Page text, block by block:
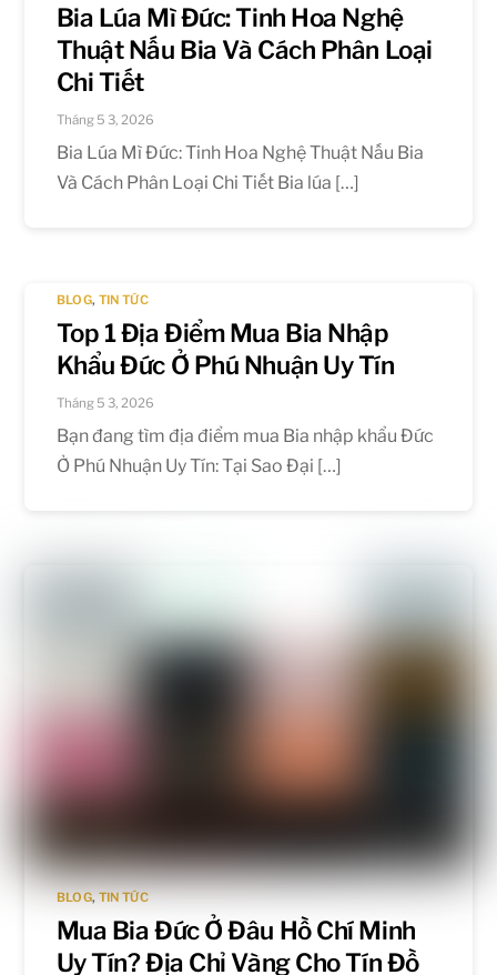
Bia Lúa Mì Đức: Tinh Hoa Nghệ
Thuật Nấu Bia Và Cách Phân Loại
Chi Tiết
Tháng 5 3, 2026
Bia Lúa Mì Đức: Tinh Hoa Nghệ Thuật Nấu Bia
Và Cách Phân Loại Chi Tiết Bia lúa […]
BLOG, TIN TỨC
Top 1 Địa Điểm Mua Bia Nhập
Khẩu Đức Ở Phú Nhuận Uy Tín
Tháng 5 3, 2026
Bạn đang tìm địa điểm mua Bia nhập khẩu Đức
Ở Phú Nhuận Uy Tín: Tại Sao Đại […]
BLOG, TIN TỨC
Mua Bia Đức Ở Đâu Hồ Chí Minh
Uy Tín? Địa Chỉ Vàng Cho Tín Đồ